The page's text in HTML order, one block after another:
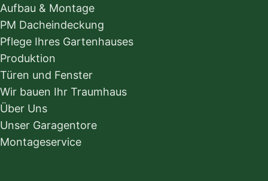
Aufbau & Montage
PM Dacheindeckung
Pflege Ihres Gartenhauses
Produktion
Türen und Fenster
Wir bauen Ihr Traumhaus
Über Uns
Unser Garagentore
Montageservice